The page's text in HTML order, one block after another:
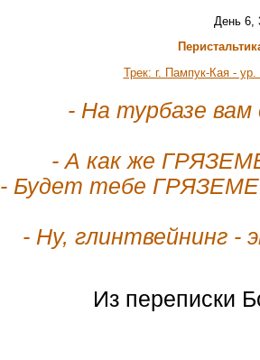
День 6,
Трек: г. Пампук-Кая -
- На турбазе
- А как же
- Будет тебе
- Ну, глинтвейнинг -
Из переписки